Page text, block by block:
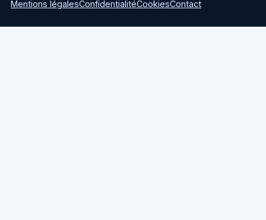
Mentions légalesConfidentialitéCookiesContact